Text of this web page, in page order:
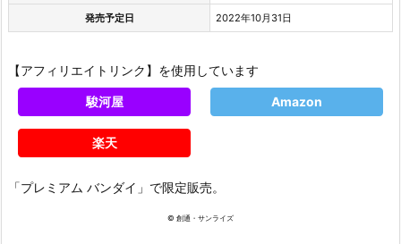
発売予定日 2022年10月31日
【アフィリエイトリンク】を使用しています
駿河屋 Amazon
楽天
「プレミアム バンダイ」で限定販売。
© 創通・サンライズ